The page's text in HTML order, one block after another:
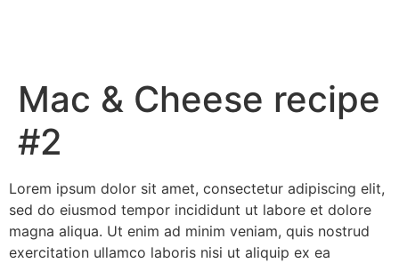
Mac & Cheese recipe
#2
Lorem ipsum dolor sit amet, consectetur adipiscing elit,
sed do eiusmod tempor incididunt ut labore et dolore
magna aliqua. Ut enim ad minim veniam, quis nostrud
exercitation ullamco laboris nisi ut aliquip ex ea